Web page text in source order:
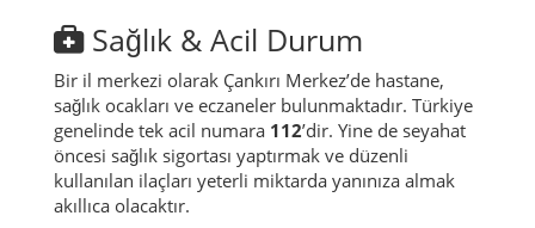
Sağlık & Acil Durum
Bir il merkezi olarak Çankırı Merkez’de hastane,
sağlık ocakları ve eczaneler bulunmaktadır. Türkiye
genelinde tek acil numara 112’dir. Yine de seyahat
öncesi sağlık sigortası yaptırmak ve düzenli
kullanılan ilaçları yeterli miktarda yanınıza almak
akıllıca olacaktır.